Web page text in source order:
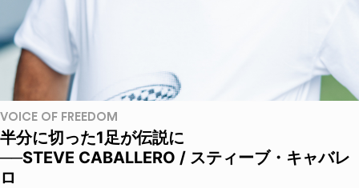
VOICE OF FREEDOM
半分に切った1足が伝説に
──STEVE CABALLERO / スティーブ・キャバレ
ロ